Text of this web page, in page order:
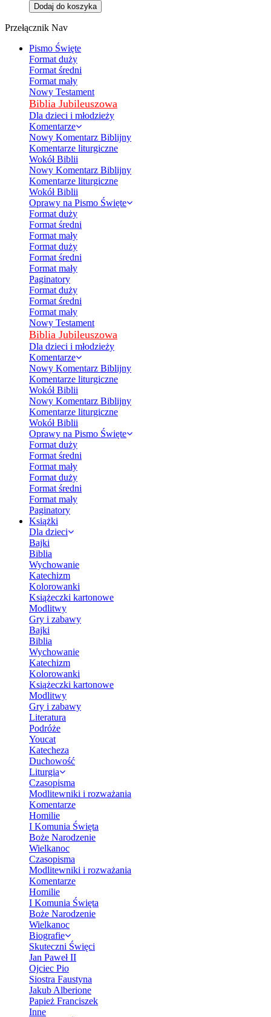
Dodaj do koszyka
Przełącznik Nav
Pismo Święte
Format duży
Format średni
Format mały
Nowy Testament
Biblia Jubileuszowa
Dla dzieci i młodzieży
Komentarze
Nowy Komentarz Biblijny
Komentarze liturgiczne
Wokół Biblii
Nowy Komentarz Biblijny
Komentarze liturgiczne
Wokół Biblii
Oprawy na Pismo Święte
Format duży
Format średni
Format mały
Format duży
Format średni
Format mały
Paginatory
Format duży
Format średni
Format mały
Nowy Testament
Biblia Jubileuszowa
Dla dzieci i młodzieży
Komentarze
Nowy Komentarz Biblijny
Komentarze liturgiczne
Wokół Biblii
Nowy Komentarz Biblijny
Komentarze liturgiczne
Wokół Biblii
Oprawy na Pismo Święte
Format duży
Format średni
Format mały
Format duży
Format średni
Format mały
Paginatory
Książki
Dla dzieci
Bajki
Biblia
Wychowanie
Katechizm
Kolorowanki
Książeczki kartonowe
Modlitwy
Gry i zabawy
Bajki
Biblia
Wychowanie
Katechizm
Kolorowanki
Książeczki kartonowe
Modlitwy
Gry i zabawy
Literatura
Podróże
Youcat
Katecheza
Duchowość
Liturgia
Czasopisma
Modlitewniki i rozważania
Komentarze
Homilie
I Komunia Święta
Boże Narodzenie
Wielkanoc
Czasopisma
Modlitewniki i rozważania
Komentarze
Homilie
I Komunia Święta
Boże Narodzenie
Wielkanoc
Biografie
Skuteczni Święci
Jan Paweł II
Ojciec Pio
Siostra Faustyna
Jakub Alberione
Papież Franciszek
Inne